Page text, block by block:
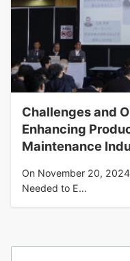
Challenges and
Enhancing
Maintenance
On November 20,
Needed to E…